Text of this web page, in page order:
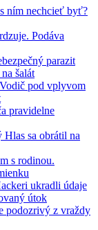
ním nechcieť byť?
Podáva
parazit
šalát
pod vplyvom
pravidelne
sa obrátil na
s rodinou.
ukradli údaje
útok
podozrivý z vraždy